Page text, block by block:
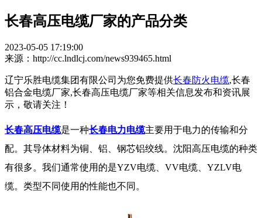
长春高压电缆厂家的产品分类
2023-05-05 17:19:00
来源：http://cc.lndlcj.com/news939465.html
辽宁乐胜电缆集团有限公司为您免费提供长春防火电缆,长春
铝合金电缆厂家,长春高压电缆厂家等相关信息发布和资讯展
示，敬请关注！
长春高压电缆是一种长春电力电缆主要用于电力的传输和分
配。其导体材料为铜、铝、钢芯铝绞线。沈阳高压电缆的种类
有很多。我们通常使用的是YZV电缆、 VV电缆、 YZLV电
缆。类型不同使用的性能也不同。